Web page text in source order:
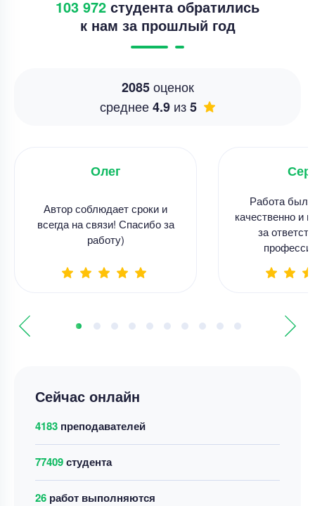
Сейчас онлайн
4183 преподавателей
77409студента
26 работ выполняются
103 972 студента обратились
к нам за прошлый год
2085оценок
среднее4.9 из5
Олег
Автор соблюдает сроки и
всегда на связи! Спасибо за
работу)
Работа
качественно и
за